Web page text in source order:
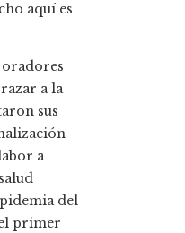
aquí es
a la
sus
a
del
primer